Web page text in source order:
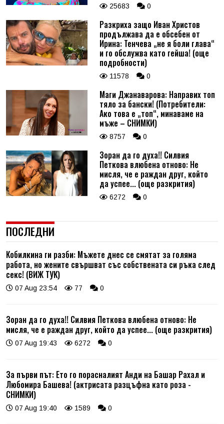
25683 0
Разкриха защо Иван Христов
продължава да е обсебен от
Ирина: Тенчева „не я боли глава“
и го обслужва като гейша! (още
подробности)
11578 0
Маги Джанаварова: Направих топ
тяло за бански! (Потребители:
Ако това е „топ“, минаваме на
мъже – СНИМКИ)
8757 0
Зоран да го духа!! Силвия
Петкова влюбена отново: Не
мисля, че е раждан друг, който
да успее... (още разкрития)
6272 0
ПОСЛЕДНИ
Кобилкина ги разби: Мъжете днес се смятат за голяма
работа, но жените свършват със собствената си ръка след
секс! (ВИЖ ТУК)
07 Aug 23:54 77 0
Зоран да го духа!! Силвия Петкова влюбена отново: Не
мисля, че е раждан друг, който да успее... (още разкрития)
07 Aug 19:43 6272 0
За първи път: Ето го порасналият Анди на Башар Рахал и
Любомира Башева! (актрисата разцъфна като роза -
СНИМКИ)
07 Aug 19:40 1589 0